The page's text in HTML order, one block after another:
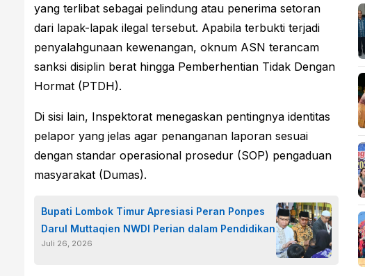
yang terlibat sebagai pelindung atau penerima setoran
dari lapak-lapak ilegal tersebut. Apabila terbukti terjadi
penyalahgunaan kewenangan, oknum ASN terancam
sanksi disiplin berat hingga Pemberhentian Tidak Dengan
Hormat (PTDH).
Di sisi lain, Inspektorat menegaskan pentingnya identitas
pelapor yang jelas agar penanganan laporan sesuai
dengan standar operasional prosedur (SOP) pengaduan
masyarakat (Dumas).
Bupati Lombok Timur Apresiasi Peran Ponpes
Darul Muttaqien NWDI Perian dalam Pendidikan
Juli 26, 2026